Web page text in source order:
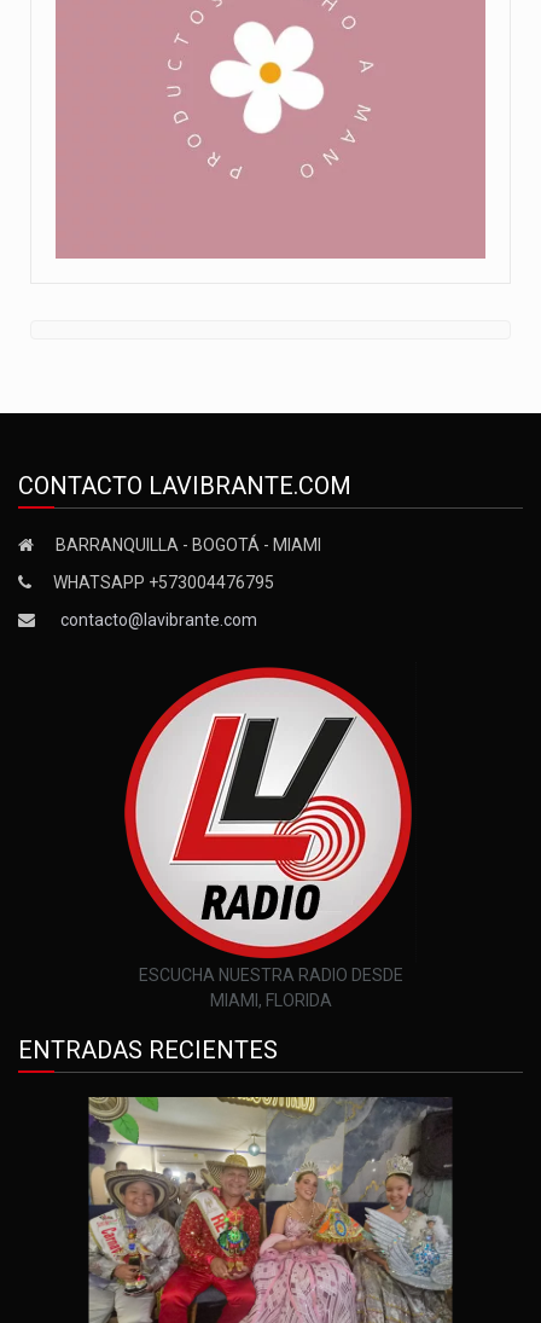
CONTACTO LAVIBRANTE.COM
BARRANQUILLA - BOGOTÁ - MIAMI
WHATSAPP +573004476795
contacto@lavibrante.com
ESCUCHA NUESTRA RADIO DESDE
MIAMI, FLORIDA
ENTRADAS RECIENTES